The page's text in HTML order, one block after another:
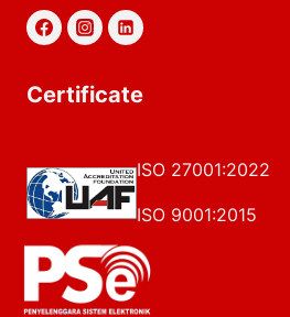
Certificate
ISO 27001:2022
ISO 9001:2015